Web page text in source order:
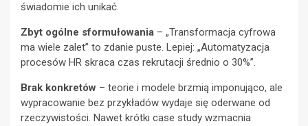
świadomie ich unikać.
Zbyt ogólne sformułowania – „Transformacja cyfrowa
ma wiele zalet” to zdanie puste. Lepiej: „Automatyzacja
procesów HR skraca czas rekrutacji średnio o 30%”.
Brak konkretów – teorie i modele brzmią imponująco, ale
wypracowanie bez przykładów wydaje się oderwane od
rzeczywistości. Nawet krótki case study wzmacnia